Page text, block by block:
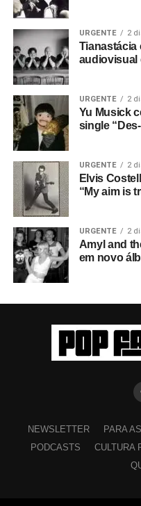
URGENTE 2
Tianastácia
audiovisual
URGENTE 2
Yu Musick
single
URGENTE 2
Elvis
“My aim is
URGENTE 2
Amyl and
em novo
NEWSLETTER PARA
PODCASTS
CULTURA